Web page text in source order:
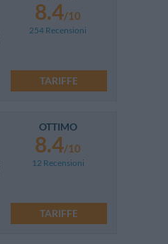
8.4/10
254 Recensioni
TARIFFE
OTTIMO
8.4/10
12 Recensioni
TARIFFE